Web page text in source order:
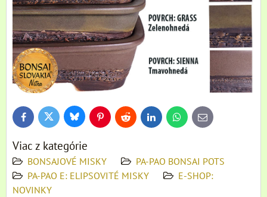
FacebookTwitter BlueskyPinterestReddit LinkedInWhatsApp
E-
mail
Viac z kategórie
BONSAJOVÉ MISKY
PA-PAO BONSAI POTS
PA-PAO E: ELIPSOVITÉ MISKY
E-SHOP:
NOVINKY